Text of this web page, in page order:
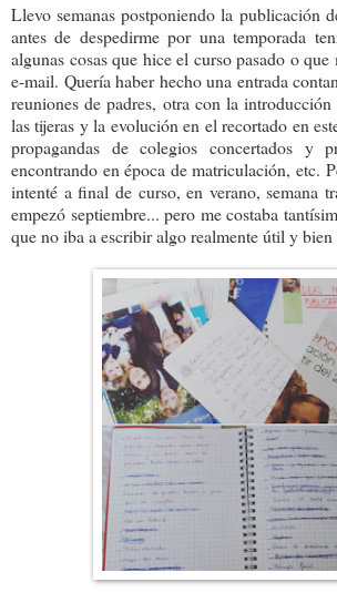
Llevo semanas postponiendo la publicación
antes de despedirme por una temporada
algunas cosas que hice el curso pasado o
e-mail. Quería haber hecho una entrada
reuniones de padres, otra con la
las tijeras y la evolución en el recortado en
propagandas de colegios concertados y
encontrando en época de matriculación, etc.
intenté a final de curso, en verano, semana
empezó septiembre... pero me costaba
que no iba a escribir algo realmente útil y